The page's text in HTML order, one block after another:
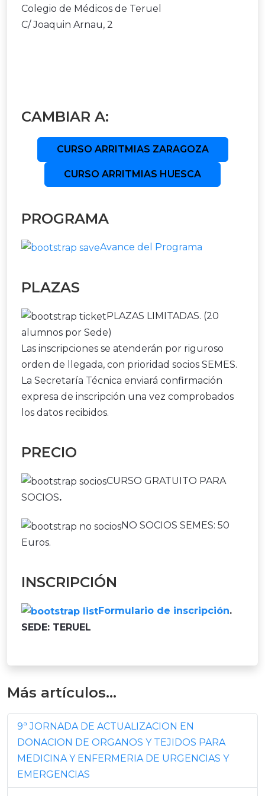
Colegio de Médicos de Teruel
C/ Joaquin Arnau, 2
CAMBIAR A:
CURSO ARRITMIAS ZARAGOZA
CURSO ARRITMIAS HUESCA
PROGRAMA
Avance del Programa
PLAZAS
PLAZAS LIMITADAS. (20
alumnos por Sede)
Las inscripciones se atenderán por riguroso
orden de llegada, con prioridad socios SEMES.
La Secretaría Técnica enviará confirmación
expresa de inscripción una vez comprobados
los datos recibidos.
PRECIO
CURSO GRATUITO PARA
SOCIOS.
NO SOCIOS SEMES: 50
Euros.
INSCRIPCIÓN
Formulario de inscripción.
SEDE: TERUEL
Más artículos…
9ª JORNADA DE ACTUALIZACION EN
DONACION DE ORGANOS Y TEJIDOS PARA
MEDICINA Y ENFERMERIA DE URGENCIAS Y
EMERGENCIAS